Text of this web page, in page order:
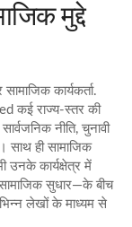
मुद्दे
कार्यकर्ता.
कई राज्य‑स्तर की
सार्वजनिक नीति, चुनावी
साथ ही सामाजिक
उनके कार्यक्षेत्र में
सुधार—के बीच
लेखों के माध्यम से